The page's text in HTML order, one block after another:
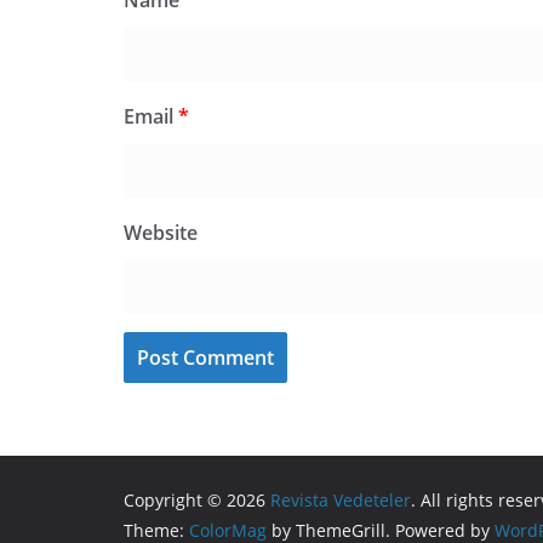
Email*
Website
Copyright © 2026 Revista Vedeteler. All rights
Theme: ColorMag by ThemeGrill. Powered by